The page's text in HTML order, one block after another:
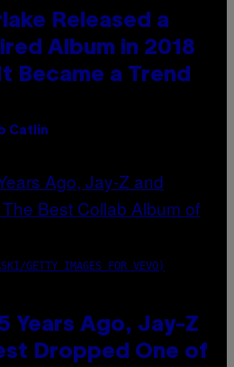
Released a
Album in 2018
Became a Trend
Catlin
GETTY IMAGES FOR VEVO)
Years Ago, Jay-Z
Dropped One of